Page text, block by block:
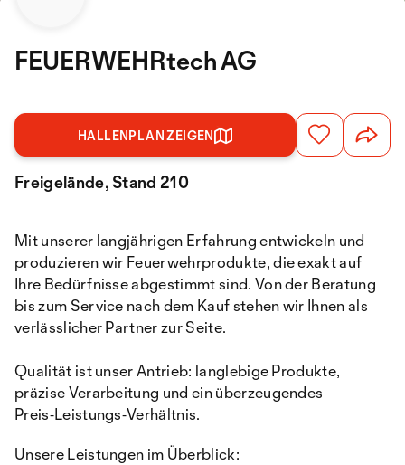
FEUERWEHRtech AG
HALLENPLAN ZEIGEN
Freigelände, Stand 210
Mit unserer langjährigen Erfahrung entwickeln und
produzieren wir Feuerwehrprodukte, die exakt auf
Ihre Bedürfnisse abgestimmt sind. Von der Beratung
bis zum Service nach dem Kauf stehen wir Ihnen als
verlässlicher Partner zur Seite.
Qualität ist unser Antrieb: langlebige Produkte,
präzise Verarbeitung und ein überzeugendes
Preis‑Leistungs‑Verhältnis.
Unsere Leistungen im Überblick: